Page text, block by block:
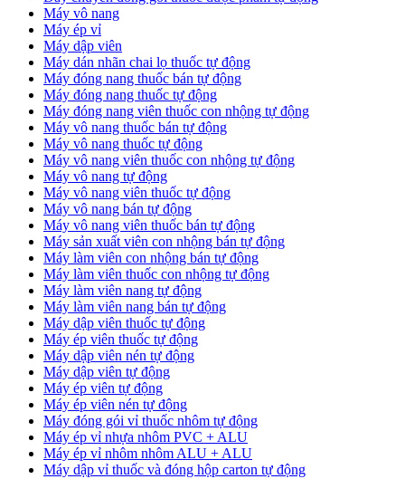
Máy vô nang
Máy ép vỉ
Máy dập viên
Máy dán nhãn chai lọ thuốc tự động
Máy đóng nang thuốc bán tự động
Máy đóng nang thuốc tự động
Máy đóng nang viên thuốc con nhộng tự động
Máy vô nang thuốc bán tự động
Máy vô nang thuốc tự động
Máy vô nang viên thuốc con nhộng tự động
Máy vô nang tự động
Máy vô nang viên thuốc tự động
Máy vô nang bán tự động
Máy vô nang viên thuốc bán tự động
Máy sản xuất viên con nhộng bán tự động
Máy làm viên con nhộng bán tự động
Máy làm viên thuốc con nhộng tự động
Máy làm viên nang tự động
Máy làm viên nang bán tự động
Máy dập viên thuốc tự động
​Máy ép viên thuốc tự động
​Máy dập viên nén tự động
​Máy dập viên tự động
Máy ép viên tự động
​Máy ép viên nén tự động
Máy đóng gói vỉ thuốc nhôm tự động
​Máy ép vỉ nhựa nhôm PVC + ALU
​Máy ép vỉ nhôm nhôm ALU + ALU
Máy dập vỉ thuốc và đóng hộp carton tự động